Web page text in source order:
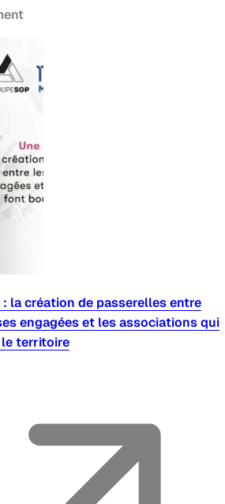
: la création de passerelles entre
engagées et les associations qui
territoire